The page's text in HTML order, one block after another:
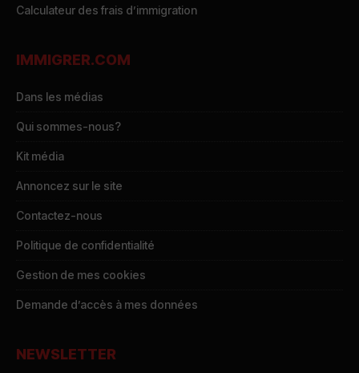
Calculateur des frais d’immigration
IMMIGRER.COM
Dans les médias
Qui sommes-nous?
Kit média
Annoncez sur le site
Contactez-nous
Politique de confidentialité
Gestion de mes cookies
Demande d’accès à mes données
NEWSLETTER